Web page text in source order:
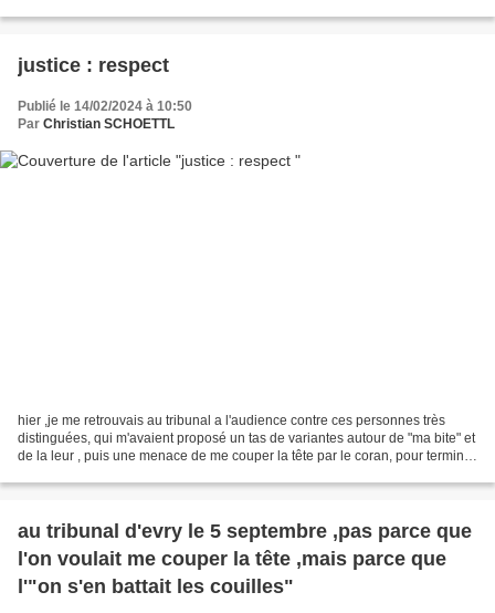
justice : respect
Publié le 14/02/2024 à 10:50
Par Christian SCHOETTL
hier ,je me retrouvais au tribunal a l'audience contre ces personnes très
distinguées, qui m'avaient proposé un tas de variantes autour de "ma bite" et
de la leur , puis une menace de me couper la tête par le coran, pour terminer
au tribunal d'evry le 5 septembre ,pas parce que
l'on voulait me couper la tête ,mais parce que
l'"on s'en battait les couilles"